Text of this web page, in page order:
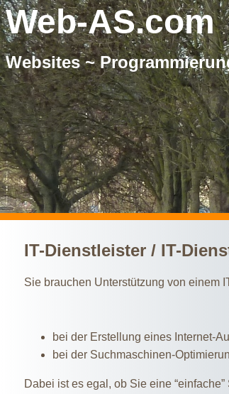
Web-AS.com
Websites ~
IT-Dienstleister / IT-
Sie brauchen Unterstützung von einem
bei der Erstellung eines Internet-
bei der Suchmaschinen-
Dabei ist es egal, ob Sie eine